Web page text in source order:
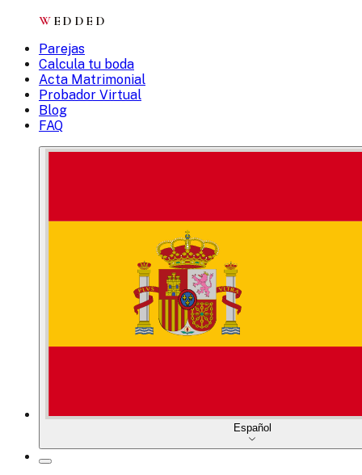
W EDDED
Parejas
Calcula tu boda
Acta Matrimonial
Probador Virtual
Blog
FAQ
Español